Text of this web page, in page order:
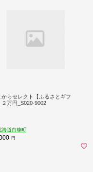
からセレクト【ふるさとギフ
２万円_S020-9002
海道白糠町
円